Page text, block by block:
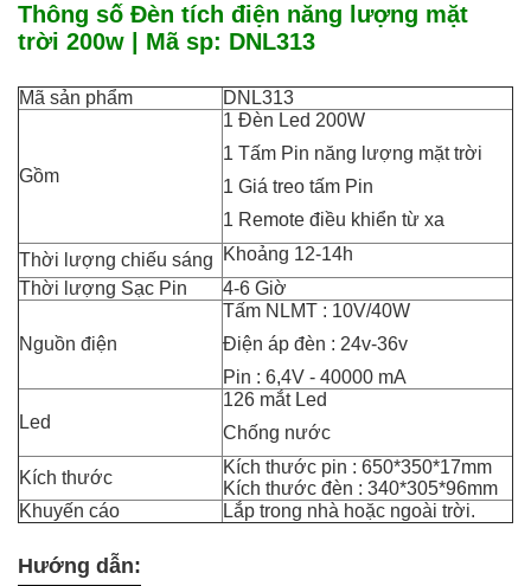
Thông số Đèn tích điện năng lượng mặt
trời 200w | Mã sp: DNL313
Mã sản phẩm DNL313
Gồm
1 Đèn Led 200W
1 Tấm Pin năng lượng mặt trời
1 Giá treo tấm Pin
1 Remote điều khiển từ xa
Thời lượng chiếu sáng
Khoảng 12-14h
Thời lượng Sạc Pin
4-6 Giờ
Nguồn điện
Tấm NLMT : 10V/40W
Điện áp đèn : 24v-36v
Pin : 6,4V - 40000 mA
Led
126 mắt Led
Chống nước
Kích thước
Kích thước pin : 650*350*17mm
Kích thước đèn : 340*305*96mm
Khuyến cáo
Lắp trong nhà hoặc ngoài trời.
Hướng dẫn: